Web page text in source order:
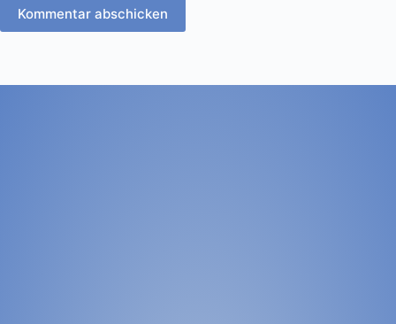
Kommentar abschicken